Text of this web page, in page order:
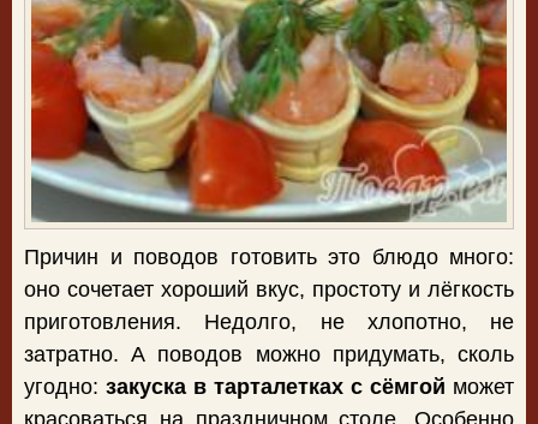
Причин и поводов готовить это блюдо много:
оно сочетает хороший вкус, простоту и лёгкость
приготовления. Недолго, не хлопотно, не
затратно. А поводов можно придумать, сколь
угодно: закуска в тарталетках с сёмгой может